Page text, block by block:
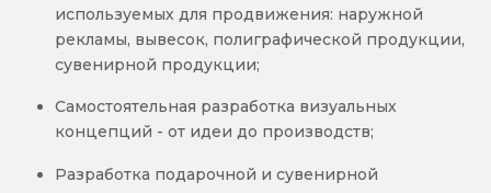
используемых для продвижения: наружной
рекламы, вывесок, полиграфической продукции,
сувенирной продукции;
Самостоятельная разработка визуальных
концепций - от идеи до производств;
Разработка подарочной и сувенирной